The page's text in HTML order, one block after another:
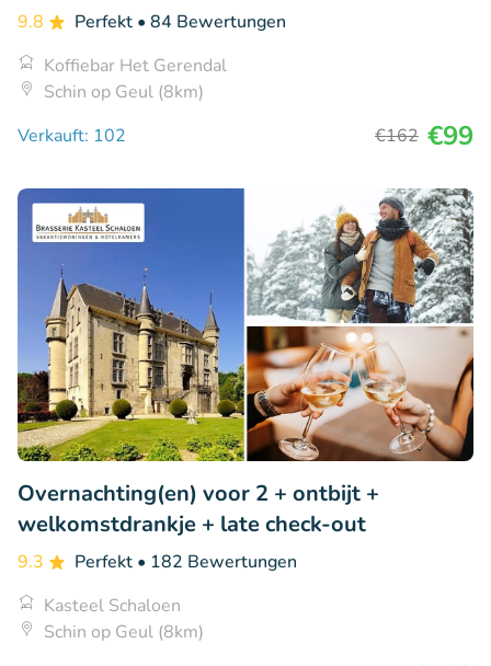
9.8 Perfekt • 84 Bewertungen
Koffiebar Het Gerendal
Schin op Geul (8km)
Verkauft: 102
€162 €99
Overnachting(en) voor 2 + ontbijt +
welkomstdrankje + late check-out
9.3 Perfekt • 182 Bewertungen
Kasteel Schaloen
Schin op Geul (8km)